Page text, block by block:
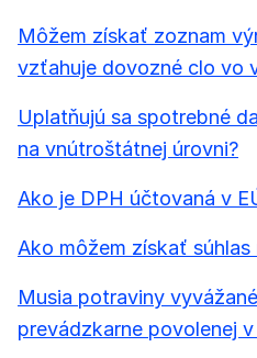
Môžem získať zoznam
vzťahuje dovozné clo vo
Uplatňujú sa spotrebné
na vnútroštátnej úrovni?
Ako je DPH účtovaná v
Ako môžem získať
Musia potraviny
prevádzkarne povolenej v